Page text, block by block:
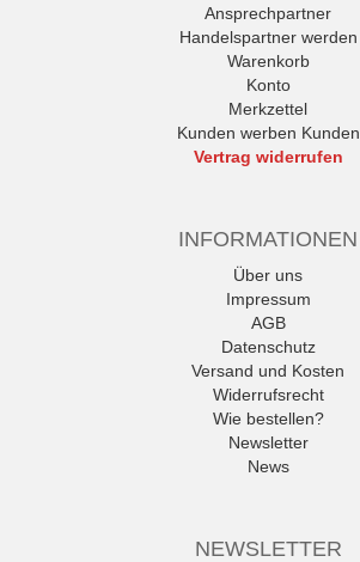
Ansprechpartner
Handelspartner werden
Warenkorb
Konto
Merkzettel
Kunden werben Kunden
Vertrag widerrufen
INFORMATIONEN
Über uns
Impressum
AGB
Datenschutz
Versand und Kosten
Widerrufsrecht
Wie bestellen?
Newsletter
News
NEWSLETTER